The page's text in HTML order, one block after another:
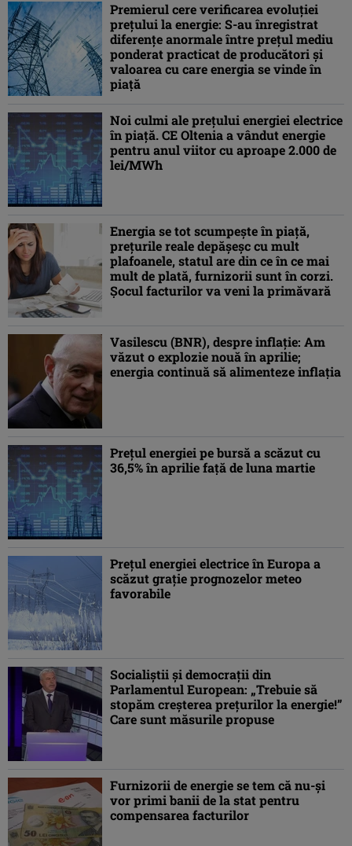
Premierul cere verificarea evoluţiei
preţului la energie: S-au înregistrat
diferenţe anormale între preţul mediu
ponderat practicat de producători şi
valoarea cu care energia se vinde în
piaţă
Noi culmi ale prețului energiei electrice
în piață. CE Oltenia a vândut energie
pentru anul viitor cu aproape 2.000 de
lei/MWh
Energia se tot scumpește în piață,
prețurile reale depășeșc cu mult
plafoanele, statul are din ce în ce mai
mult de plată, furnizorii sunt în corzi.
Șocul facturilor va veni la primăvară
Vasilescu (BNR), despre inflaţie: Am
văzut o explozie nouă în aprilie;
energia continuă să alimenteze inflaţia
Preţul energiei pe bursă a scăzut cu
36,5% în aprilie faţă de luna martie
Preţul energiei electrice în Europa a
scăzut graţie prognozelor meteo
favorabile
Socialiştii şi democraţii din
Parlamentul European: „Trebuie să
stopăm creşterea preţurilor la energie!”
Care sunt măsurile propuse
Furnizorii de energie se tem că nu-şi
vor primi banii de la stat pentru
compensarea facturilor